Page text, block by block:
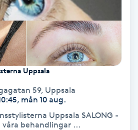
Uppsala
59, Uppsala
mån 10 aug.
Uppsala SALONG -
våra behandlingar ...